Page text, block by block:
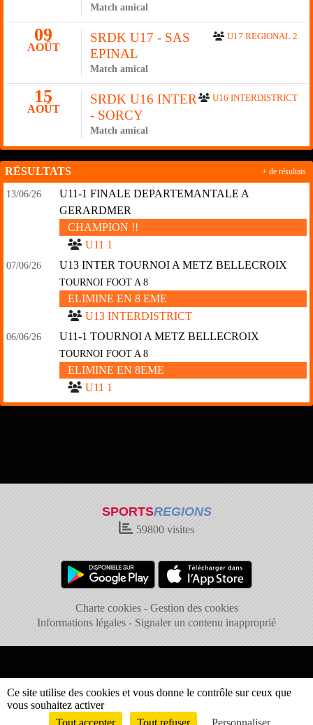
Match amical
09
AOÛT
U17 REGIONAL 2
SRDK U17 - SAS
EPINAL
Match amical
15
AOÛT
U16 INTERDISTRICT
SRDK U16 INTER
- SORCY
Match amical
RÉSULTATS
13/06/26
U11-1 FINALE DEPARTEMANTALE A
GERARDMER
CHAMPION !!
U11 1
07/06/26 U13 INTER TOURNOI A METZ BELLECROIX
TOURNOI FOOT A 8
ELIMINE EN 8 EME
U13 INTERDISTRICT
06/06/26 U11-1 TOURNOI A METZ BELLECROIX
TOURNOI FOOT A 8
ELIMINE EN 8EME
U11 1
+ de résultats
SPORTSREGIONS
59800 visites
Charte cookies
Gestion des cookies
Informations légales
Signaler un contenu inapproprié
Ce site utilise des cookies et vous donne le contrôle sur ceux que
vous souhaitez activer
Tout accepter
Tout refuser Personnaliser